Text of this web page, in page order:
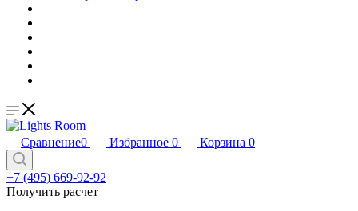
Сравнение0 Избранное 0 Корзина 0
+7 (495) 669-92-92
Получить расчет